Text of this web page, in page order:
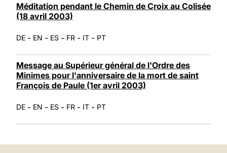
Méditation pendant le Chemin de Croix au Colisée
(18 avril 2003)
DE - EN - ES - FR - IT - PT
Message au Supérieur général de l'Ordre des
Minimes pour l'anniversaire de la mort de saint
François de Paule (1er avril 2003)
DE - EN - ES - FR - IT - PT